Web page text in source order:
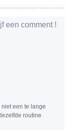
een comment !
een te lange
routine